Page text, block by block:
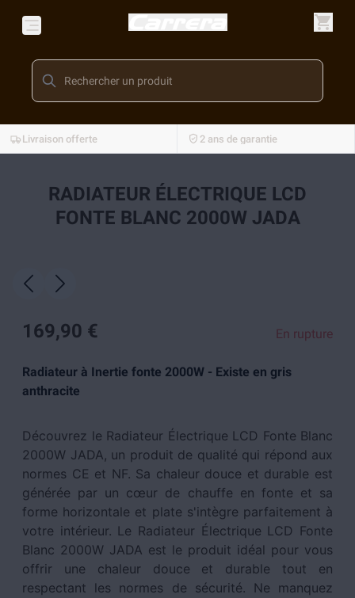
Livraison offerte 2 ans de garantie
RADIATEUR ÉLECTRIQUE LCD
FONTE BLANC 2000W JADA
169,90 € En rupture
Radiateur à Inertie fonte 2000W - Existe en gris
anthracite
Découvrez le Radiateur Électrique LCD Fonte Blanc
2000W JADA, un produit de qualité qui répond aux
normes CE et NF. Sa chaleur douce et durable est
générée par un cœur de chauffe en fonte et sa
forme horizontale et plate s'intègre parfaitement à
votre intérieur. Le Radiateur Électrique LCD Fonte
Blanc 2000W JADA est le produit idéal pour vous
offrir une chaleur douce et durable tout en
respectant les normes de sécurité. Ne manquez